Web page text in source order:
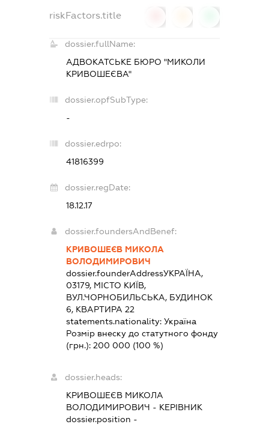
riskFactors.title
dossier.fullName:
АДВОКАТСЬКЕ БЮРО "МИКОЛИ
КРИВОШЕЄВА"
dossier.opfSubType:
-
dossier.edrpo:
41816399
dossier.regDate:
18.12.17
dossier.foundersAndBenef:
КРИВОШЕЄВ МИКОЛА
ВОЛОДИМИРОВИЧ
dossier.founderAddressУКРАЇНА,
03179, МІСТО КИЇВ,
ВУЛ.ЧОРНОБИЛЬСЬКА, БУДИНОК
6, КВАРТИРА 22
statements.nationality: Україна
Розмір внеску до статутного фонду
(грн.): 200 000 (100 %)
dossier.heads:
КРИВОШЕЄВ МИКОЛА
ВОЛОДИМИРОВИЧ - КЕРІВНИК
dossier.position -